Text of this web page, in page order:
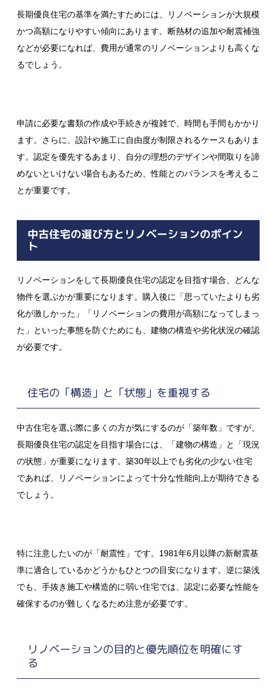
長期優良住宅の基準を満たすためには、リノベーションが大規模
かつ高額になりやすい傾向にあります。断熱材の追加や耐震補強
などが必要になれば、費用が通常のリノベーションよりも高くな
るでしょう。
申請に必要な書類の作成や手続きが複雑で、時間も手間もかかり
ます。さらに、設計や施工に自由度が制限されるケースもありま
す。認定を優先するあまり、自分の理想のデザインや間取りを諦
めないといけない場合もあるため、性能とのバランスを考えるこ
とが重要です。
中古住宅の選び方とリノベーションのポイン
ト
リノベーションをして長期優良住宅の認定を目指す場合、どんな
物件を選ぶかが重要になります。購入後に「思っていたよりも劣
化が激しかった」「リノベーションの費用が高額になってしまっ
た」といった事態を防ぐためにも、建物の構造や劣化状況の確認
が必要です。
住宅の「構造」と「状態」を重視する
中古住宅を選ぶ際に多くの方が気にするのが「築年数」ですが、
長期優良住宅の認定を目指す場合には、「建物の構造」と「現況
の状態」が重要になります。築30年以上でも劣化の少ない住宅
であれば、リノベーションによって十分な性能向上が期待できる
でしょう。
特に注意したいのが「耐震性」です。1981年6月以降の新耐震基
準に適合しているかどうかもひとつの目安になります。逆に築浅
でも、手抜き施工や構造的に弱い住宅では、認定に必要な性能を
確保するのが難しくなるため注意が必要です。
リノベーションの目的と優先順位を明確にす
る